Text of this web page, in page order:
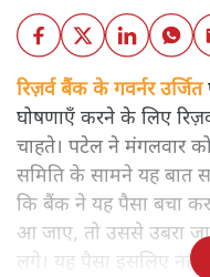
रिज़र्व बैंक के गवर्नर उर्जित
घोषणाएँ करने के लिए
चाहते। पटेल ने मंगलवार
समिति के सामने यह बात
कि बैंक ने यह पैसा बचा
आ जाए, तो उससे उबरा
लगे। यह पैसा इसलिए नहीं